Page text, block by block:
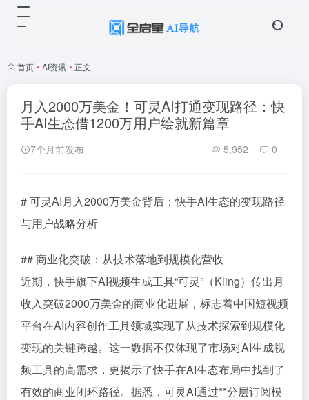
首页 • AI资讯 • 正文
月入2000万美金！可灵AI打通变现路径：快
手AI生态借1200万用户绘就新篇章
7个月前发布 5,952 0
# 可灵AI月入2000万美金背后：快手AI生态的变现路径
与用户战略分析
## 商业化突破：从技术落地到规模化营收
近期，快手旗下AI视频生成工具“可灵”（Kling）传出月
收入突破2000万美金的商业化进展，标志着中国短视频
平台在AI内容创作工具领域实现了从技术探索到规模化
变现的关键跨越。这一数据不仅体现了市场对AI生成视
频工具的高需求，更揭示了快手在AI生态布局中找到了
有效的商业闭环路径。据悉，可灵AI通过**分层订阅模